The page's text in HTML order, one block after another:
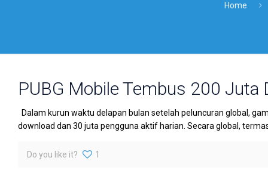
Home
PUBG Mobile Tembus 200 Juta
Dalam kurun waktu delapan bulan setelah peluncuran global,
download dan 30 juta pengguna aktif harian. Secara global,
Do you like it? 1